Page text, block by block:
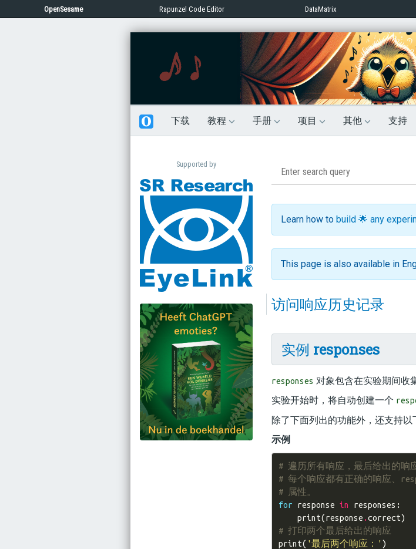
OpenSesame Rapunzel Code Editor DataMatrix
下载 教程 手册 项目 其他 支持
Supported by
Learn how to build 🌟 any
This page is also available in
访问响应历史记录
实例 responses
responses 对象包含在实验期间收
实验开始时，将自动创建一个
除了下面列出的功能外，还支持以
示例
# 遍历所有响应，最后给出的响
# 每个响应都有正确的响应、
# 属性。
for
response in responses :
print(response .correct)
# 打印两个最后给出的响应
print( '最后两个响应：' )